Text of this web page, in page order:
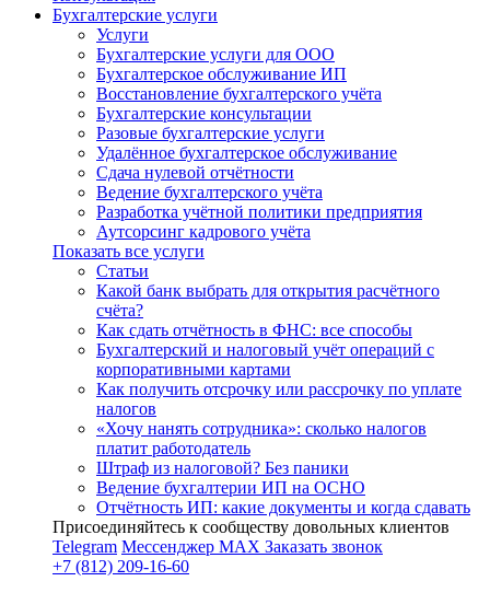
Бухгалтерские услуги
Услуги
Бухгалтерские услуги для ООО
Бухгалтерское обслуживание ИП
Восстановление бухгалтерского учёта
Бухгалтерские консультации
Разовые бухгалтерские услуги
Удалённое бухгалтерское обслуживание
Сдача нулевой отчётности
Ведение бухгалтерского учёта
Разработка учётной политики предприятия
Аутсорсинг кадрового учёта
Показать все услуги
Статьи
Какой банк выбрать для открытия расчётного
счёта?
Как сдать отчётность в ФНС: все способы
Бухгалтерский и налоговый учёт операций с
корпоративными картами
Как получить отсрочку или рассрочку по уплате
налогов
«Хочу нанять сотрудника»: сколько налогов
платит работодатель
Штраф из налоговой? Без паники
Ведение бухгалтерии ИП на ОСНО
Отчётность ИП: какие документы и когда сдавать
Присоединяйтесь к сообществу довольных клиентов
Telegram Мессенджер MAX Заказать звонок
+7 (812) 209-16-60